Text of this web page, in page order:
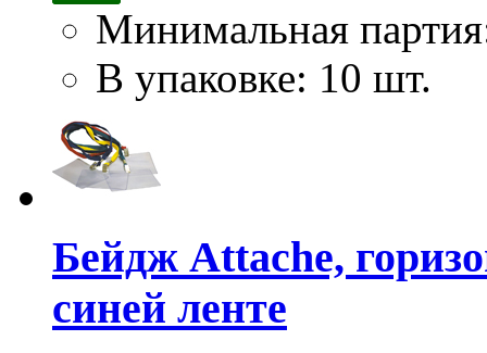
Минимальная
В упаковке: 10 шт.
Бейдж Attache,
синей ленте